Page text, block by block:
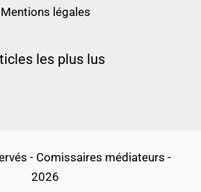
Mentions légales
les plus lus
- Comissaires médiateurs -
2026